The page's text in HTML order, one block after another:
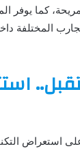
كما يوفر
المختلفة
استعراض